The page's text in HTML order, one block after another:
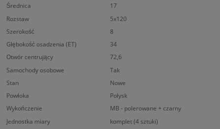
Średnica
17
Rozstaw
5x120
Szerokość
8
Głębokość osadzenia (ET)
34
Otwór centrujący
72,6
Samochody osobowe
Tak
Stan
Nowe
Powłoka
Połysk
Wykończenie
MB - polerowane + czarny
Jednostka miary
komplet (4 sztuki)